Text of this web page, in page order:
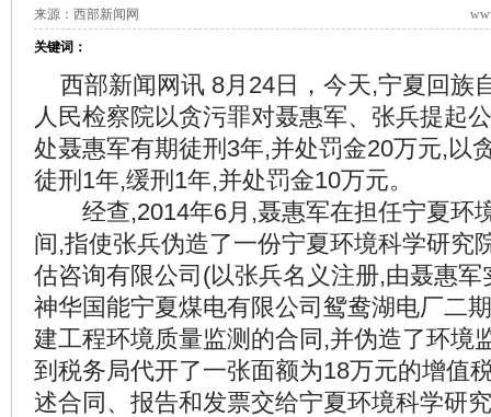
来源：西部新闻网
关键词：
西部新闻网讯 8月24日，今天,宁夏回族
人民检察院以贪污罪对聂惠军、张兵提起
处聂惠军有期徒刑3年,并处罚金20万元,以
徒刑1年,缓刑1年,并处罚金10万元。
经查,2014年6月,聂惠军在担任宁夏环
间,指使张兵伪造了一份宁夏环境科学研究
估咨询有限公司(以张兵名义注册,由聂惠
神华国能宁夏煤电有限公司鸳鸯湖电厂二
建工程环境质量监测的合同,并伪造了环境
到税务局代开了一张面额为18万元的增值
述合同、报告和发票交给宁夏环境科学研